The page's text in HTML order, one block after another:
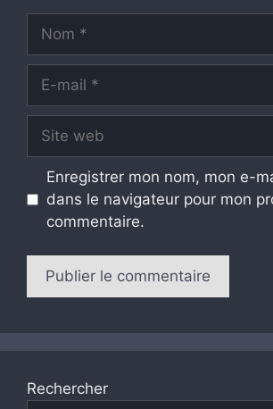
mail
web
Enregistrer mon nom, mon e-
dans le navigateur pour mon
commentaire.
Rechercher